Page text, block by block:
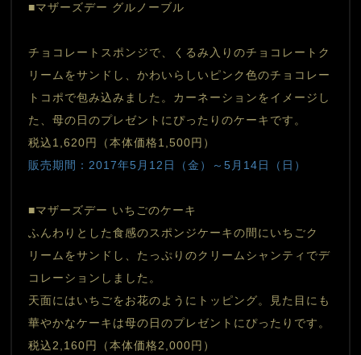
■マザーズデー グルノーブル
チョコレートスポンジで、くるみ入りのチョコレートク
リームをサンドし、かわいらしいピンク色のチョコレー
トコポで包み込みました。カーネーションをイメージし
た、母の日のプレゼントにぴったりのケーキです。
税込1,620円（本体価格1,500円）
販売期間：2017年5月12日（金）～5月14日（日）
■マザーズデー いちごのケーキ
ふんわりとした食感のスポンジケーキの間にいちごク
リームをサンドし、たっぷりのクリームシャンティでデ
コレーションしました。
天面にはいちごをお花のようにトッピング。見た目にも
華やかなケーキは母の日のプレゼントにぴったりです。
税込2,160円（本体価格2,000円）